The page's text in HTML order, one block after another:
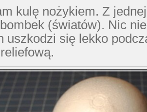
kulę nożykiem. Z
(światów). Nic
uszkodzi się lekko